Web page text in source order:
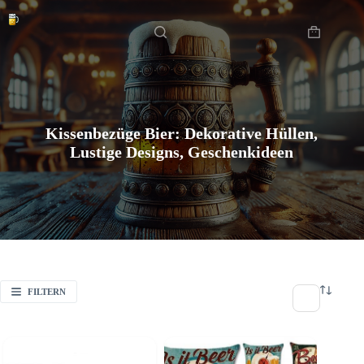
Zum
Inhalt
springen
Warenkorb
Startseite
Kissenbezüge Bier: Dekorative Hüllen,
Lustige Designs, Geschenkideen
FILTERN